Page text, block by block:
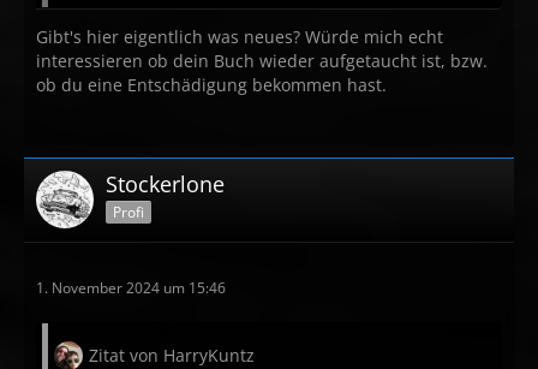
Auf dem Rückweg von Dirk zu mir ist das Buch
´verschwunden´.
Falls zufällig jemand bei ebay usw. ein Festa
Stephen King Briefe aus Jerusalemsieht, das ich
höchstwarscheinlich
mein Exemplar.
kaufen
Gibt's hier eigentlich was neues? Würde mich echt
interessieren ob dein Buch wieder aufgetaucht ist, bzw.
ob du eine Entschädigung bekommen hast.
Stockerlone
Profi
1. November 2024 um 15:46
Zitat von HarryKuntz